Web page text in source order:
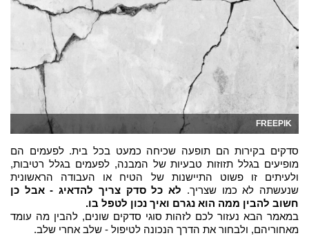
FREEPIK
סדקים בקירות הם תופעה שכיחה כמעט בכל בית. לפעמים הם
מופיעים בגלל תזוזות טבעיות של המבנה, לפעמים בגלל רטיבות,
ולעיתים זו פשוט התיישנות של הטיח או העבודה הראשונית
שנעשתה לא כמו שצריך. לא כל סדק צריך להדאיג - אבל כן
חשוב להבין ממה הוא נגרם ואיך נכון לטפל בו.
במאמר הבא נעזור לכם לזהות סוגי סדקים שונים, להבין מה עומד
מאחוריהם, ולבחור את הדרך הנכונה לטיפול - שלב אחרי שלב.